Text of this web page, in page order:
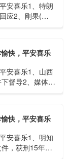
安喜乐1、特朗
应2、刚果(金)
快，平安喜乐
安喜乐1、山西
督导2、媒体：
快，平安喜乐
安喜乐1、明知
，获刑15年